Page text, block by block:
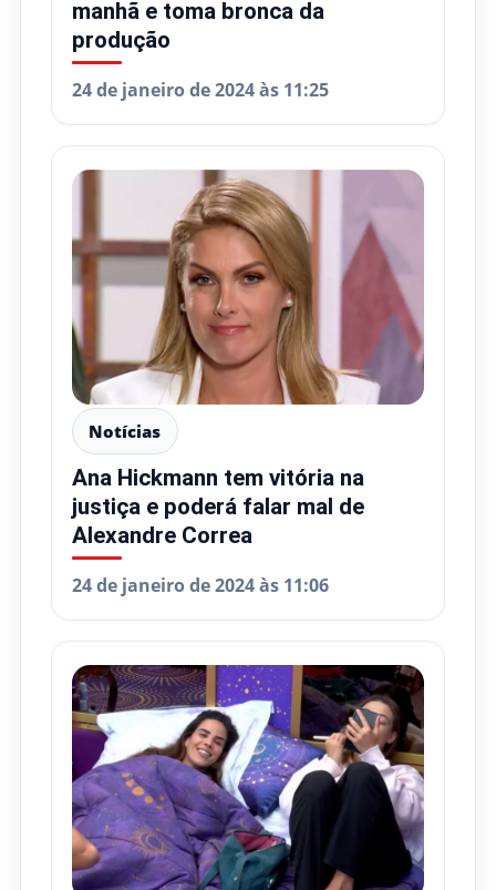
manhã e toma bronca da
produção
24 de janeiro de 2024 às 11:25
Notícias
Ana Hickmann tem vitória na
justiça e poderá falar mal de
Alexandre Correa
24 de janeiro de 2024 às 11:06